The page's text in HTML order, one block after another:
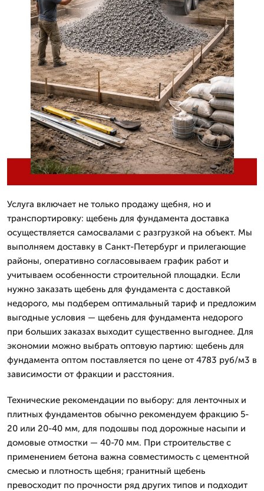
Услуга включает не только продажу щебня, но и
транспортировку: щебень для фундамента доставка
осуществляется самосвалами с разгрузкой на объект. Мы
выполняем доставку в Санкт-Петербург и прилегающие
районы, оперативно согласовываем график работ и
учитываем особенности строительной площадки. Если
нужно заказать щебень для фундамента с доставкой
недорого, мы подберем оптимальный тариф и предложим
выгодные условия — щебень для фундамента недорого
при больших заказах выходит существенно выгоднее. Для
экономии можно выбрать оптовую партию: щебень для
фундамента оптом поставляется по цене от 4783 руб/м3 в
зависимости от фракции и расстояния.
Технические рекомендации по выбору: для ленточных и
плитных фундаментов обычно рекомендуем фракцию 5-
20 или 20-40 мм, для подошвы под дорожные насыпи и
домовые отмостки — 40-70 мм. При строительстве с
применением бетона важна совместимость с цементной
смесью и плотность щебня; гранитный щебень
превосходит по прочности ряд других типов и подходит